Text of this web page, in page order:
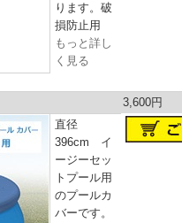
ります。破
損防止用
もっと詳し
く見る
3,600円
直径
396cm イ
ージーセッ
トプール用
のプールカ
バーです。